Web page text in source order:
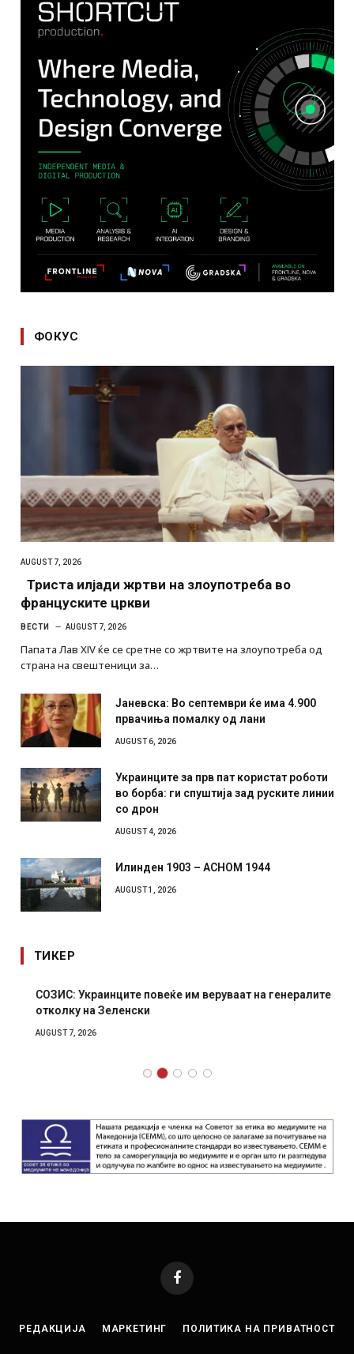
ФОКУС
AUGUST 7, 2026
Триста илјади жртви на злоупотреба во
француските цркви
ВЕСТИ AUGUST 7, 2026
Папата Лав XIV ќе се сретне со жртвите на злоупотреба од
страна на свештеници за…
Јаневска: Во септември ќе има 4.900
првачиња помалку од лани
AUGUST 6, 2026
Украинците за прв пат користат роботи
во борба: ги спуштија зад руските линии
со дрон
AUGUST 4, 2026
Илинден 1903 – АСНОМ 1944
AUGUST 1, 2026
ТИКЕР
СОЗИС: Украинците повеќе им веруваат на генералите
отколку на Зеленски
AUGUST 7, 2026
Facebook
РЕДАКЦИЈА МАРКЕТИНГ ПОЛИТИКА НА ПРИВАТНОСТ